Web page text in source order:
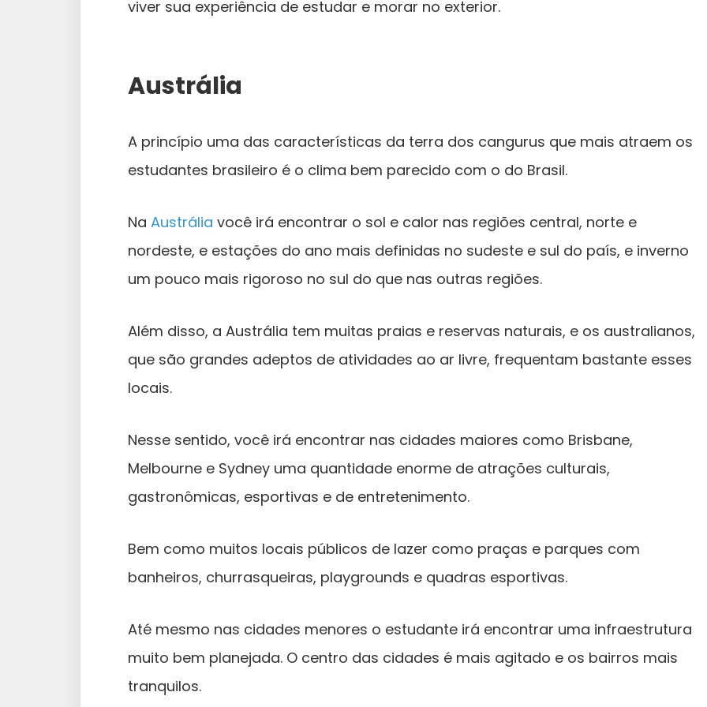
viver sua experiência de estudar e morar no exterior.
Austrália
A princípio uma das características da terra dos cangurus que mais atraem os
estudantes brasileiro é o clima bem parecido com o do Brasil.
Na Austrália você irá encontrar o sol e calor nas regiões central, norte e
nordeste, e estações do ano mais definidas no sudeste e sul do país, e inverno
um pouco mais rigoroso no sul do que nas outras regiões.
Além disso, a Austrália tem muitas praias e reservas naturais, e os australianos,
que são grandes adeptos de atividades ao ar livre, frequentam bastante esses
locais.
Nesse sentido, você irá encontrar nas cidades maiores como Brisbane,
Melbourne e Sydney uma quantidade enorme de atrações culturais,
gastronômicas, esportivas e de entretenimento.
Bem como muitos locais públicos de lazer como praças e parques com
banheiros, churrasqueiras, playgrounds e quadras esportivas.
Até mesmo nas cidades menores o estudante irá encontrar uma infraestrutura
muito bem planejada. O centro das cidades é mais agitado e os bairros mais
tranquilos.